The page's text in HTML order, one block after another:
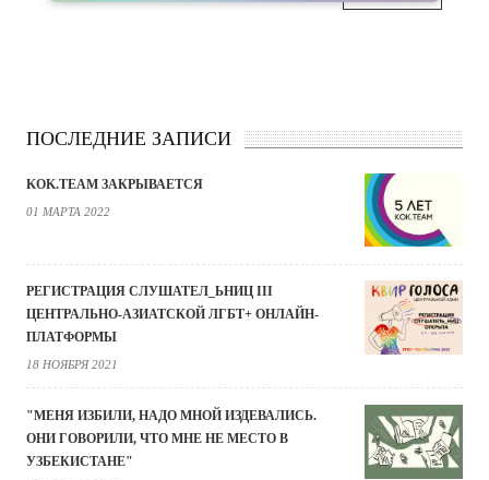
ПОСЛЕДНИЕ ЗАПИСИ
KOK.TEAM ЗАКРЫВАЕТСЯ
01 МАРТА 2022
РЕГИСТРАЦИЯ СЛУШАТЕЛ_ЬНИЦ III
ЦЕНТРАЛЬНО-АЗИАТСКОЙ ЛГБТ+ ОНЛАЙН-
ПЛАТФОРМЫ
18 НОЯБРЯ 2021
"МЕНЯ ИЗБИЛИ, НАДО МНОЙ ИЗДЕВАЛИСЬ.
ОНИ ГОВОРИЛИ, ЧТО МНЕ НЕ МЕСТО В
УЗБЕКИСТАНЕ"